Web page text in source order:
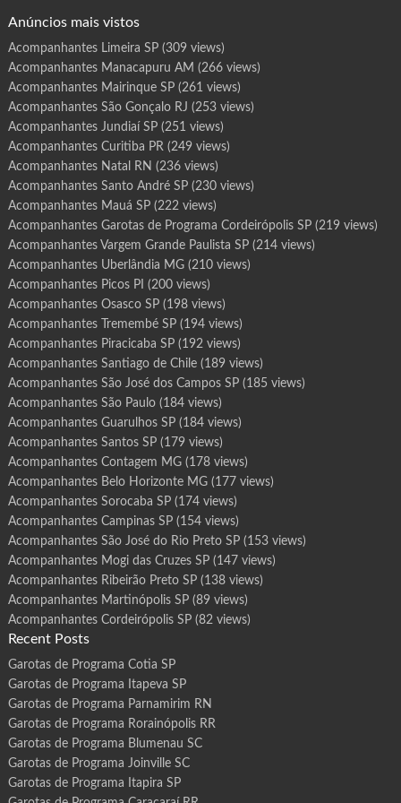
r
m
a
a
o
i
c
a
b
a
l
P
Anúncios mais vistos
Acompanhantes Limeira SP(309 views)
Acompanhantes Manacapuru AM (266 views)
Acompanhantes Mairinque SP(261 views)
Acompanhantes São Gonçalo RJ (253 views)
Acompanhantes Jundiaí SP(251 views)
Acompanhantes Curitiba PR(249 views)
Acompanhantes Natal RN (236 views)
Acompanhantes Santo André SP(230 views)
Acompanhantes Mauá SP(222 views)
Acompanhantes Garotas de Programa Cordeirópolis SP(219 views)
Acompanhantes Vargem Grande Paulista SP(214 views)
Acompanhantes Uberlândia MG(210 views)
Acompanhantes Picos PI (200 views)
Acompanhantes Osasco SP(198 views)
Acompanhantes Tremembé SP(194 views)
Acompanhantes Piracicaba SP(192 views)
Acompanhantes Santiago de Chile(189 views)
Acompanhantes São José dos Campos SP(185 views)
Acompanhantes São Paulo(184 views)
Acompanhantes Guarulhos SP(184 views)
Acompanhantes Santos SP(179 views)
Acompanhantes Contagem MG(178 views)
Acompanhantes Belo Horizonte MG(177 views)
Acompanhantes Sorocaba SP(174 views)
Acompanhantes Campinas SP(154 views)
Acompanhantes São José do Rio Preto SP(153 views)
Acompanhantes Mogi das Cruzes SP(147 views)
Acompanhantes Ribeirão Preto SP(138 views)
Acompanhantes Martinópolis SP(89 views)
Acompanhantes Cordeirópolis SP(82 views)
Recent Posts
Garotas de Programa Cotia SP
Garotas de Programa Itapeva SP
Garotas de Programa Parnamirim RN
Garotas de Programa Rorainópolis RR
Garotas de Programa Blumenau SC
Garotas de Programa Joinville SC
Garotas de Programa Itapira SP